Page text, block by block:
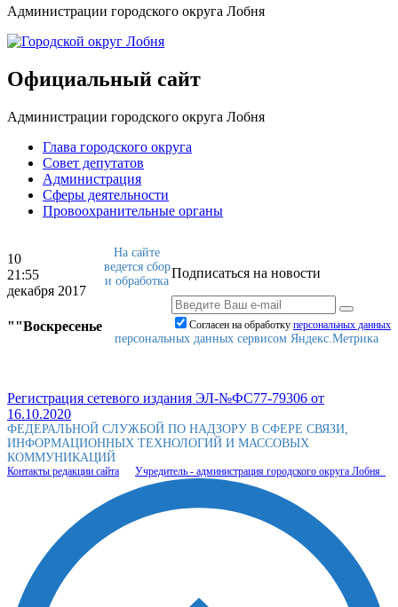
Администрации городского округа Лобня
Официальный сайт
Администрации городского округа Лобня
Глава городского округа
Совет депутатов
Администрация
Сферы деятельности
Провоохранительные органы
10
21:55
декабря 2017
""Воскресенье
Подписаться на новости
Согласен на обработку персональныx данных
На сайте
ведется сбор
и обработка
персональных данных сервисом Яндекс.Метрика
Регистрация сетевого издания ЭЛ-№ФС77-79306 от
16.10.2020
ФЕДЕРАЛЬНОЙ СЛУЖБОЙ ПО НАДЗОРУ В СФЕРЕ СВЯЗИ,
ИНФОРМАЦИОННЫХ ТЕХНОЛОГИЙ И МАССОВЫХ
КОММУНИКАЦИЙ
Контакты редакции сайта Учредитель - администрация городского округа Лобня